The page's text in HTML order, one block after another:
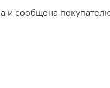
и сообщена